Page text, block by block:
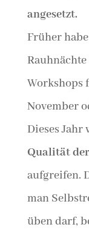
angesetzt.
Früher
Workshops
November
Dieses
Qualität
aufgreifen.
man
üben darf,